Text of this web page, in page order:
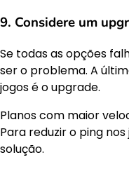
9. Considere um
Se todas as opções
ser o problema. A
jogos é o upgrade.
Planos com maior
Para reduzir o ping
solução.